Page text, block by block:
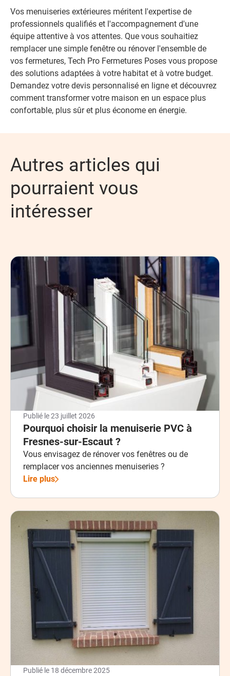
Vos menuiseries extérieures méritent l'expertise de
professionnels qualifiés et l'accompagnement d'une
équipe attentive à vos attentes. Que vous souhaitiez
remplacer une simple fenêtre ou rénover l'ensemble de
vos fermetures, Tech Pro Fermetures Poses vous propose
des solutions adaptées à votre habitat et à votre budget.
Demandez votre devis personnalisé en ligne et découvrez
comment transformer votre maison en un espace plus
confortable, plus sûr et plus économe en énergie.
Autres articles qui
pourraient vous
intéresser
Publié le23 juillet 2026
Pourquoi choisir la menuiserie PVC à
Fresnes-sur-Escaut ?
Vous envisagez de rénover vos fenêtres ou de
remplacer vos anciennes menuiseries ?
Lire plus
Publié le 18 décembre 2025